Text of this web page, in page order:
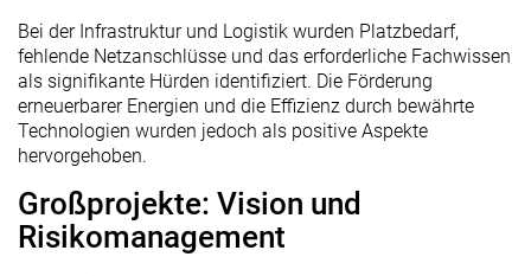
Bei der Infrastruktur und Logistik wurden Platzbedarf,
fehlende Netzanschlüsse und das erforderliche Fachwissen
als signifikante Hürden identifiziert. Die Förderung
erneuerbarer Energien und die Effizienz durch bewährte
Technologien wurden jedoch als positive Aspekte
hervorgehoben.
Großprojekte: Vision und
Risikomanagement